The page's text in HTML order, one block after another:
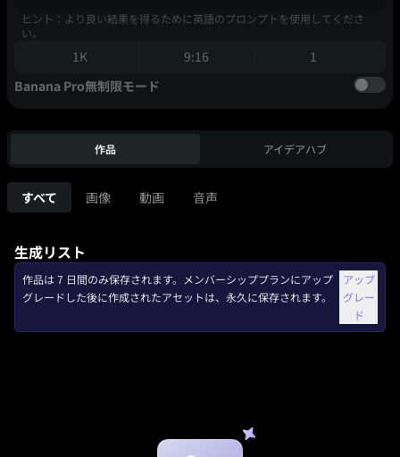
ヒント：より良い結果を得るために英語のプロンプトを使用してくださ
い。
1K 9:16
1
Banana Pro無制限モード
作品 アイデアハブ
すべて 画像 動画 音声
生成リスト
作品は 7 日間のみ保存されます。メンバーシッププランにアップ
グレードした後に作成されたアセットは、永久に保存されます。
アップ
グレー
ド